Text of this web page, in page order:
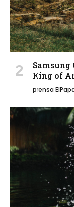
Samsung
King of
prensa